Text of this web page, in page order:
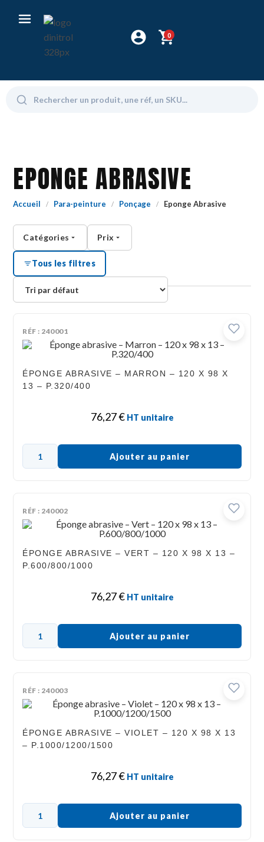
0
EPONGE ABRASIVE
Accueil / Para-peinture / Ponçage / Eponge Abrasive
Catégories Prix
Tous les filtres
RÉF : 240001
ÉPONGE ABRASIVE – MARRON – 120 X 98 X
13 – P.320/400
76,27€ HT unitaire
Ajouter au panier
RÉF : 240002
ÉPONGE ABRASIVE – VERT – 120 X 98 X 13 –
P.600/800/1000
76,27€ HT unitaire
Ajouter au panier
RÉF : 240003
ÉPONGE ABRASIVE – VIOLET – 120 X 98 X 13
– P.1000/1200/1500
76,27€ HT unitaire
Ajouter au panier